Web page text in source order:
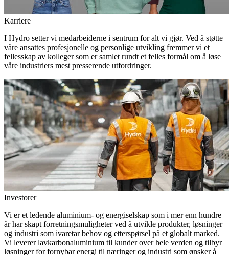
Karriere
I Hydro setter vi medarbeiderne i sentrum for alt vi gjør. Ved å støtte
våre ansattes profesjonelle og personlige utvikling fremmer vi et
fellesskap av kolleger som er samlet rundt et felles formål om å løse
våre industriers mest presserende utfordringer.
Investorer
Vi er et ledende aluminium- og energiselskap som i mer enn hundre
år har skapt forretningsmuligheter ved å utvikle produkter, løsninger
og industri som ivaretar behov og etterspørsel på et globalt marked.
Vi leverer lavkarbonaluminium til kunder over hele verden og tilbyr
løsninger for fornybar energi til næringer og industri som ønsker å